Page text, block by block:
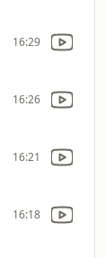
16:29
16:26
16:21
16:18